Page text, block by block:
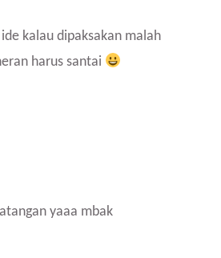
kalau dipaksakan malah
harus santai
yaaa mbak